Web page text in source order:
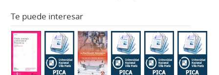
Te puede interesar